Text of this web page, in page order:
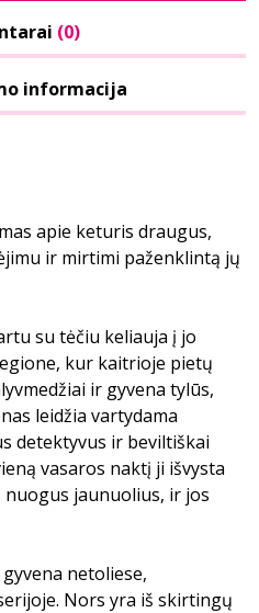
(0)
informacija
apie keturis draugus,
ir mirtimi paženklintą jų
su tėčiu keliauja į jo
kur kaitrioje pietų
ir gyvena tylūs,
leidžia vartydama
detektyvus ir beviltiškai
vasaros naktį ji išvysta
jaunuolius, ir jos
netoliese,
Nors yra iš skirtingų